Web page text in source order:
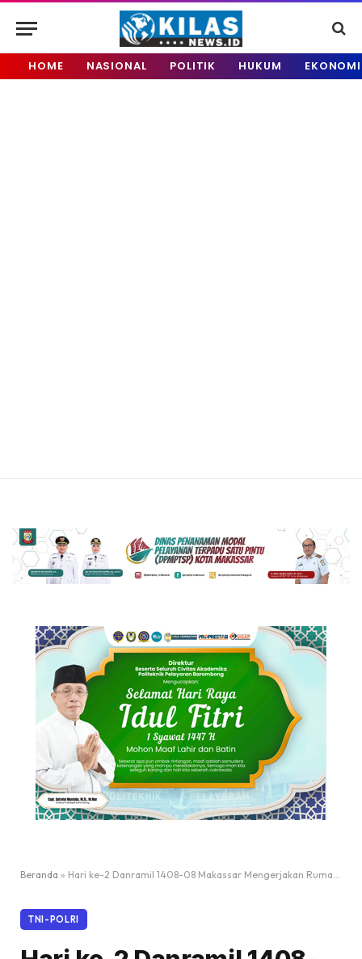
HOME NASIONAL POLITIK HUKUM EKONOMI
Beranda » Hari ke-2 Danramil 1408-08 Makassar Mengerjakan Rumah Tidak Layak Huni
TNI-POLRI